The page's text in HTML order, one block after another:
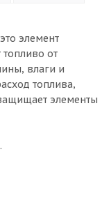
элемент
от
влаги и
топлива,
элементы